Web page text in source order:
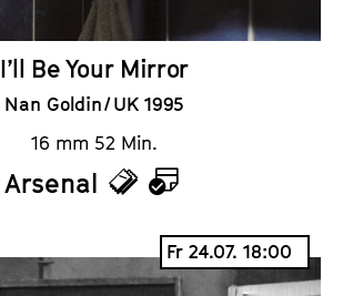
I’ll Be Your Mirror
Nan Goldin / UK 1995
16 mm 52 Min.
Arsenal
T
c
K
a
l
Fr 24.07. 18:00